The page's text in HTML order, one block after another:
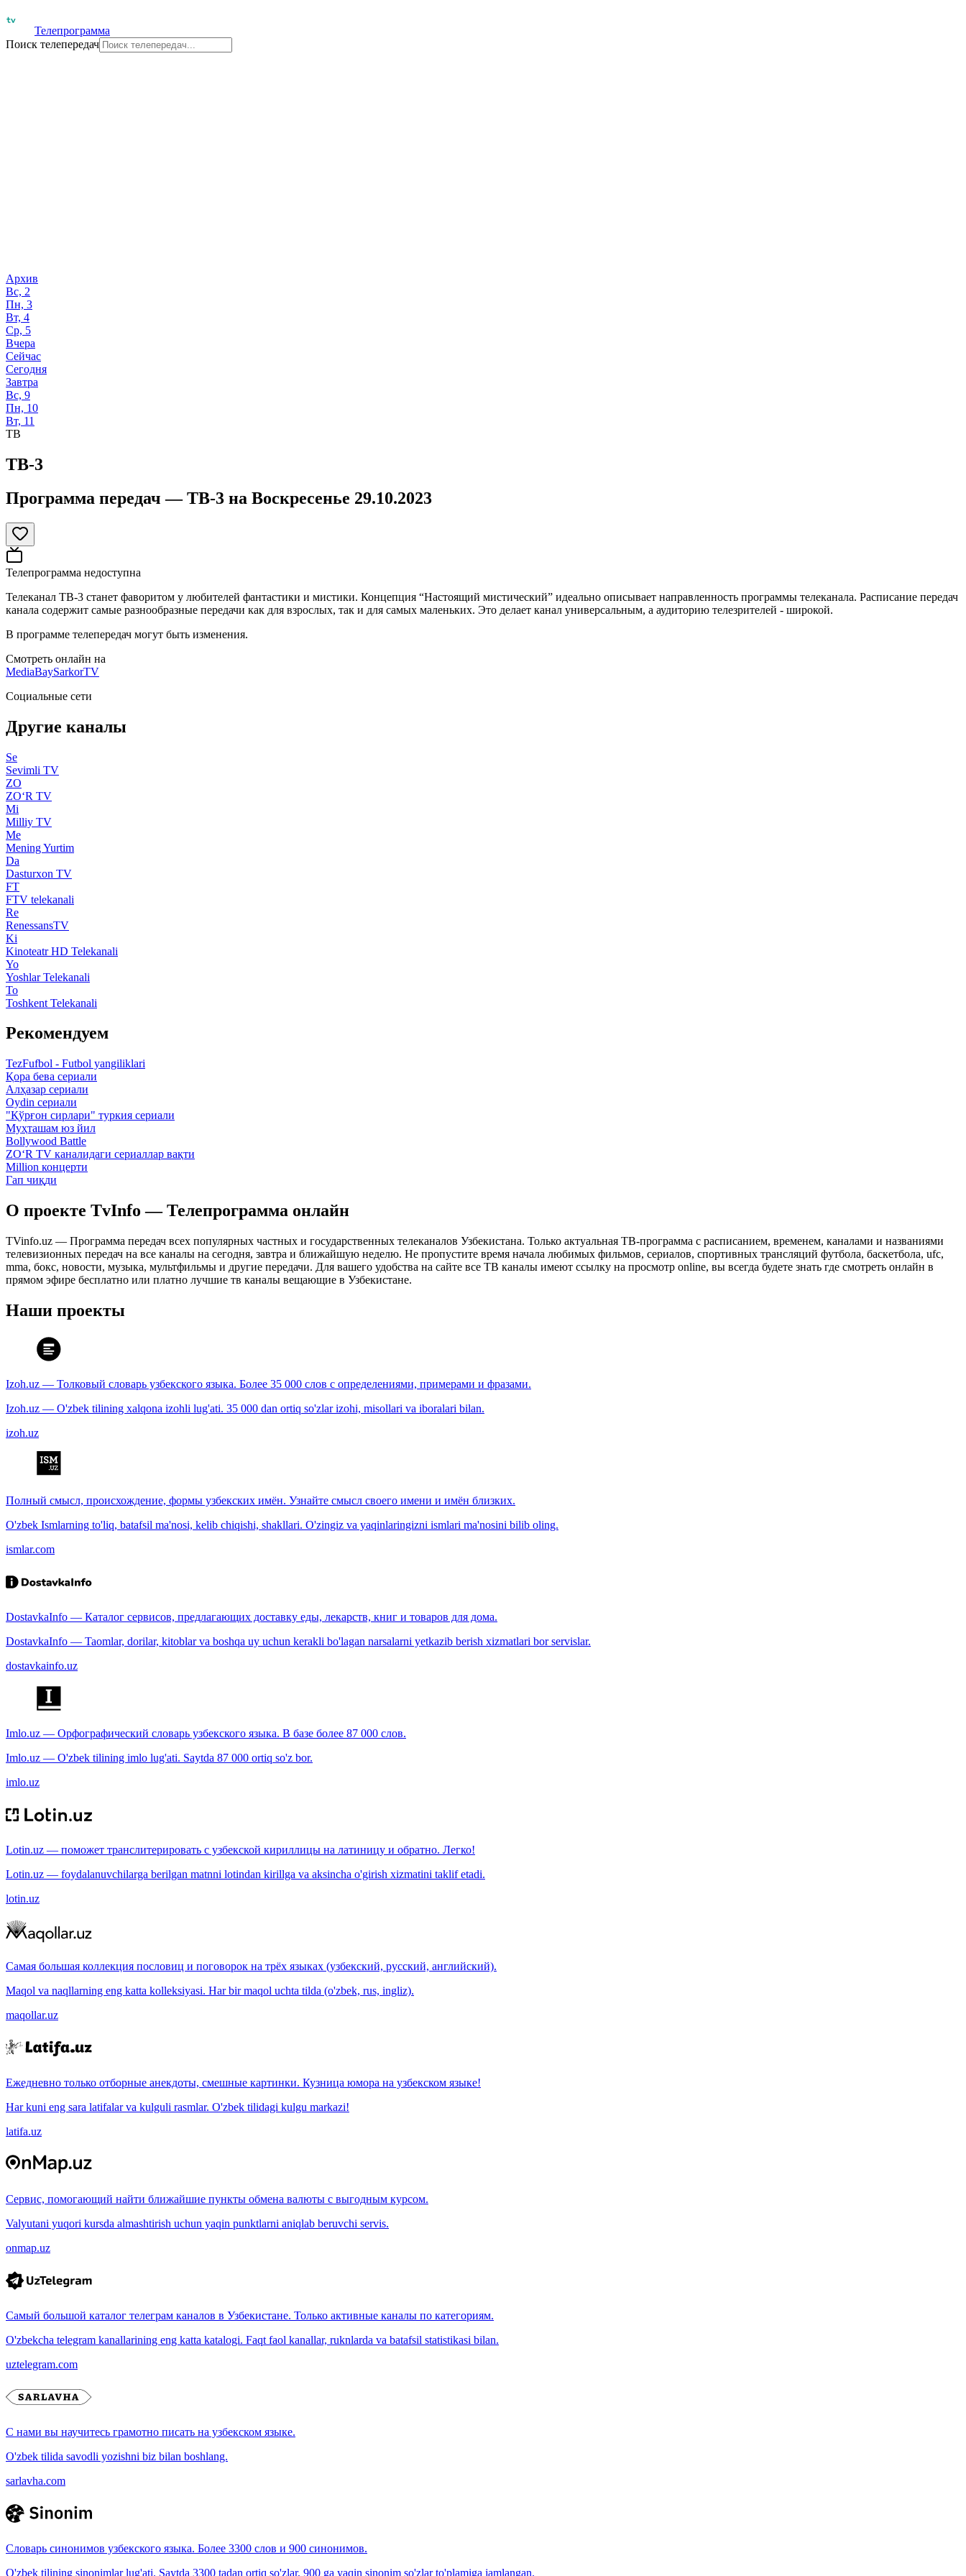
Телепрограмма
Поиск телепередач
Архив
Вс, 2
Пн, 3
Вт, 4
Ср, 5
Вчера
Сейчас
Сегодня
Завтра
Вс, 9
Пн, 10
Вт, 11
ТВ
ТВ-3
Программа передач —ТВ-3 на Воскресенье 29.10.2023
Телепрограмма недоступна
Телеканал ТВ-3 станет фаворитом у любителей фантастики и мистики. Концепция “Настоящий мистический” идеально описывает направленность программы телеканала. Расписание передач
канала содержит самые разнообразные передачи как для взрослых, так и для самых маленьких. Это делает канал универсальным, а аудиторию телезрителей - широкой.
В программе телепередач могут быть изменения.
Смотреть онлайн на
MediaBaySarkorTV
Социальные сети
Другие каналы
Se
Sevimli TV
ZO
ZO‘R TV
Mi
Milliy TV
Me
Mening Yurtim
Da
Dasturxon TV
FT
FTV telekanali
Re
RenessansTV
Ki
Kinoteatr HD Telekanali
Yo
Yoshlar Telekanali
To
Toshkent Telekanali
Рекомендуем
TezFufbol - Futbol yangiliklari
Қора бева сериали
Алҳазар сериали
Oydin сериали
"Қўрғон сирлари" туркия сериали
Муҳташам юз йил
Bollywood Battle
ZO‘R TV каналидаги сериаллар вақти
Million концерти
Гап чиқди
О проекте TvInfo — Телепрограмма онлайн
TVinfo.uz — Программа передач всех популярных частных и государственных телеканалов Узбекистана. Только актуальная ТВ-программа с расписанием, временем, каналами и названиями
телевизионных передач на все каналы на сегодня, завтра и ближайшую неделю. Не пропустите время начала любимых фильмов, сериалов, спортивных трансляций футбола, баскетбола, ufc,
mma, бокс, новости, музыка, мультфильмы и другие передачи. Для вашего удобства на сайте все ТВ каналы имеют ссылку на просмотр online, вы всегда будете знать где смотреть онлайн в
прямом эфире бесплатно или платно лучшие тв каналы вещающие в Узбекистане.
Наши проекты
Izoh.uz — Толковый словарь узбекского языка. Более 35 000 слов с определениями, примерами и фразами.
Izoh.uz — O'zbek tilining xalqona izohli lug'ati. 35 000 dan ortiq so'zlar izohi, misollari va iboralari bilan.
izoh.uz
Полный смысл, происхождение, формы узбекских имён. Узнайте смысл своего имени и имён близких.
O'zbek Ismlarning to'liq, batafsil ma'nosi, kelib chiqishi, shakllari. O'zingiz va yaqinlaringizni ismlari ma'nosini bilib oling.
ismlar.com
DostavkaInfo — Каталог сервисов, предлагающих доставку еды, лекарств, книг и товаров для дома.
DostavkaInfo — Taomlar, dorilar, kitoblar va boshqa uy uchun kerakli bo'lagan narsalarni yetkazib berish xizmatlari bor servislar.
dostavkainfo.uz
Imlo.uz — Орфографический словарь узбекского языка. В базе более 87 000 слов.
Imlo.uz — O'zbek tilining imlo lug'ati. Saytda 87 000 ortiq so'z bor.
imlo.uz
Lotin.uz — поможет транслитерировать с узбекской кириллицы на латиницу и обратно. Легко!
Lotin.uz — foydalanuvchilarga berilgan matnni lotindan kirillga va aksincha o'girish xizmatini taklif etadi.
lotin.uz
Самая большая коллекция пословиц и поговорок на трёх языках (узбекский, русский, английский).
Maqol va naqllarning eng katta kolleksiyasi. Har bir maqol uchta tilda (o'zbek, rus, ingliz).
maqollar.uz
Ежедневно только отборные анекдоты, смешные картинки. Кузница юмора на узбекском языке!
Har kuni eng sara latifalar va kulguli rasmlar. O'zbek tilidagi kulgu markazi!
latifa.uz
Сервис, помогающий найти ближайшие пункты обмена валюты с выгодным курсом.
Valyutani yuqori kursda almashtirish uchun yaqin punktlarni aniqlab beruvchi servis.
onmap.uz
Самый большой каталог телеграм каналов в Узбекистане. Только активные каналы по категориям.
O'zbekcha telegram kanallarining eng katta katalogi. Faqt faol kanallar, ruknlarda va batafsil statistikasi bilan.
uztelegram.com
С нами вы научитесь грамотно писать на узбекском языке.
O'zbek tilida savodli yozishni biz bilan boshlang.
sarlavha.com
Словарь синонимов узбекского языка. Более 3300 слов и 900 синонимов.
O'zbek tilining sinonimlar lug'ati. Saytda 3300 tadan ortiq so'zlar, 900 ga yaqin sinonim so'zlar to'plamiga jamlangan.